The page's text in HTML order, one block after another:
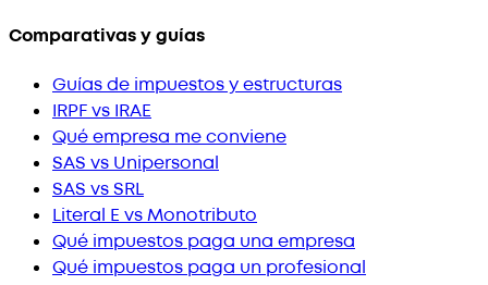
Comparativas y guías
Guías de impuestos y estructuras
IRPF vs IRAE
Qué empresa me conviene
SAS vs Unipersonal
SAS vs SRL
Literal E vs Monotributo
Qué impuestos paga una empresa
Qué impuestos paga un profesional